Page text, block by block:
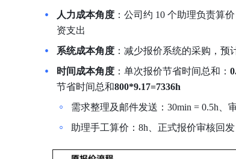
人力成本角度 ：公司约 10 个助理负责算
资支出
系统成本角度 ：减少报价系统的采购，预
时间成本角度 ：单次报价节省时间总和：
节省时间总和800*9.17=7336h
需求整理及邮件发送：30min = 0.5h、
助理手工算价：8h、正式报价审核回发